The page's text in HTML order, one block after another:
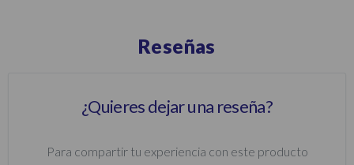
Reseñas
¿Quieres dejar una reseña?
Para compartir tu experiencia con este producto